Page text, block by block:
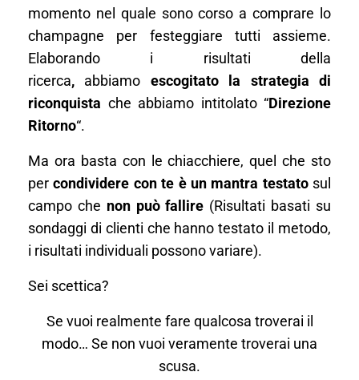
momento nel quale sono corso a comprare lo
champagne per festeggiare tutti assieme.
Elaborando i risultati della
ricerca, abbiamo escogitato la strategia di
riconquista che abbiamo intitolato “Direzione
Ritorno“.
Ma ora basta con le chiacchiere, quel che sto
percondividere con te è un mantra testatosul
campo che non può fallire (Risultati basati su
sondaggi di clienti che hanno testato il metodo,
i risultati individuali possono variare).
Sei scettica?
Se vuoi realmente fare qualcosa troverai il
modo… Se non vuoi veramente troverai una
scusa.